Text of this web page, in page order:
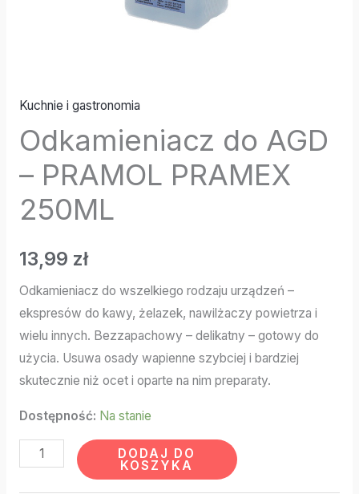
Kuchnie i gastronomia
Odkamieniacz do AGD
– PRAMOL PRAMEX
250ML
13,99 zł
Odkamieniacz do wszelkiego rodzaju urządzeń –
ekspresów do kawy, żelazek, nawilżaczy powietrza i
wielu innych. Bezzapachowy – delikatny – gotowy do
użycia. Usuwa osady wapienne szybciej i bardziej
skutecznie niż ocet i oparte na nim preparaty.
Dostępność: Na stanie
DODAJ DO
KOSZYKA